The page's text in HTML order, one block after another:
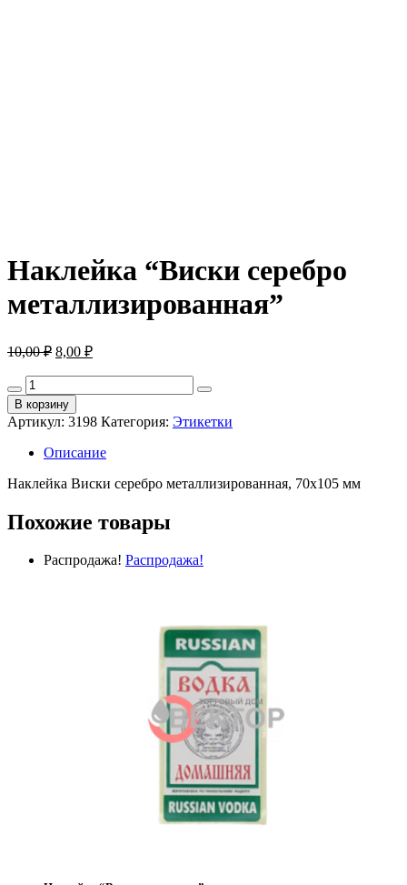
Наклейка “Виски серебро
металлизированная”
10,00₽ Первоначальная
составляла
10,00 ₽.
8,00 ₽Текущая
Количество
товара
Наклейка
"Виски
серебро
металлизированная"
В корзину
Артикул: 3198 Категория: Этикетки
Описание
Наклейка Виски серебро металлизированная, 70х105 мм
Похожие товары
Распродажа! Распродажа!